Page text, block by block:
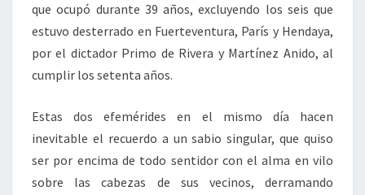
que ocupó durante 39 años, excluyendo los seis que
estuvo desterrado en Fuerteventura, París y Hendaya,
por el dictador Primo de Rivera y Martínez Anido, al
cumplir los setenta años.
Estas dos efemérides en el mismo día hacen
inevitable el recuerdo a un sabio singular, que quiso
ser por encima de todo sentidor con el alma en vilo
sobre las cabezas de sus vecinos, derramando